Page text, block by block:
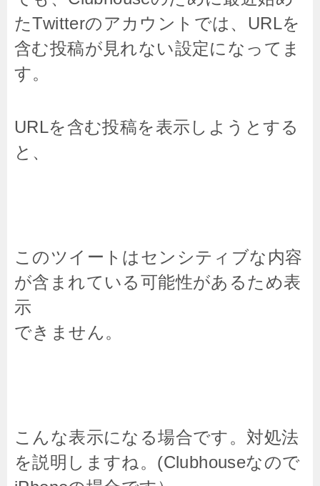
たTwitterのアカウントでは、URLを
含む投稿が見れない設定になってま
す。
URLを含む投稿を表示しようとする
と、
このツイートはセンシティブな内容
が含まれている可能性があるため表
示
できません。
こんな表示になる場合です。対処法
を説明しますね。(Clubhouseなので